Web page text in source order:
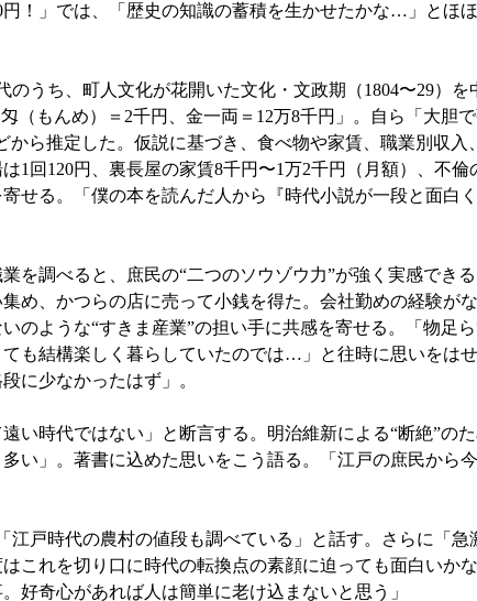
！」では、「歴史の知識の蓄積を生かせたかな…」とほほ
うち、町人文化が花開いた文化・文政期（1804〜29）
（もんめ）＝2千円、金一両＝12万8千円」。自ら「大胆
から推定した。仮説に基づき、食べ物や家賃、職業別収
1回120円、裏長屋の家賃8千円〜1万2千円（月額）、不
せる。「僕の本を読んだ人から『時代小説が一段と面白
を調べると、庶民の“二つのソウゾウ力”が強く実感でき
め、かつらの店に売って小銭を得た。会社勤めの経験が
のような“すきま産業”の担い手に共感を寄せる。「物足
も結構楽しく暮らしていたのでは…」と往時に思いをは
に少なかったはず」。
い時代ではない」と断言する。明治維新による“断絶”の
い」。著書に込めた思いをこう語る。「江戸の庶民から
戸時代の農村の値段も調べている」と話す。さらに「
これを切り口に時代の転換点の素顔に迫っても面白いか
好奇心があれば人は簡単に老け込まないと思う」